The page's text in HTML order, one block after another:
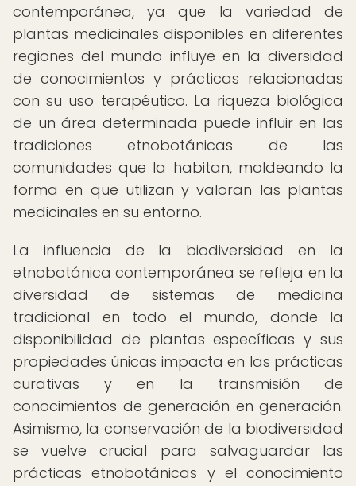
contemporánea, ya que la variedad de
plantas medicinales disponibles en diferentes
regiones del mundo influye en la diversidad
de conocimientos y prácticas relacionadas
con su uso terapéutico. La riqueza biológica
de un área determinada puede influir en las
tradiciones etnobotánicas de las
comunidades que la habitan, moldeando la
forma en que utilizan y valoran las plantas
medicinales en su entorno.
La influencia de la biodiversidad en la
etnobotánica contemporánea se refleja en la
diversidad de sistemas de medicina
tradicional en todo el mundo, donde la
disponibilidad de plantas específicas y sus
propiedades únicas impacta en las prácticas
curativas y en la transmisión de
conocimientos de generación en generación.
Asimismo, la conservación de la biodiversidad
se vuelve crucial para salvaguardar las
prácticas etnobotánicas y el conocimiento